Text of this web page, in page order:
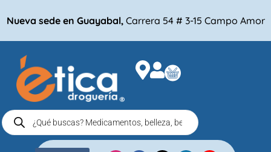
Nueva sede en Guayabal, Carrera 54 # 3-15 Campo Amor